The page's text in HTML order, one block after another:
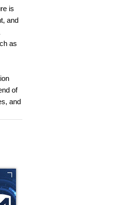
is
and
as
of
and